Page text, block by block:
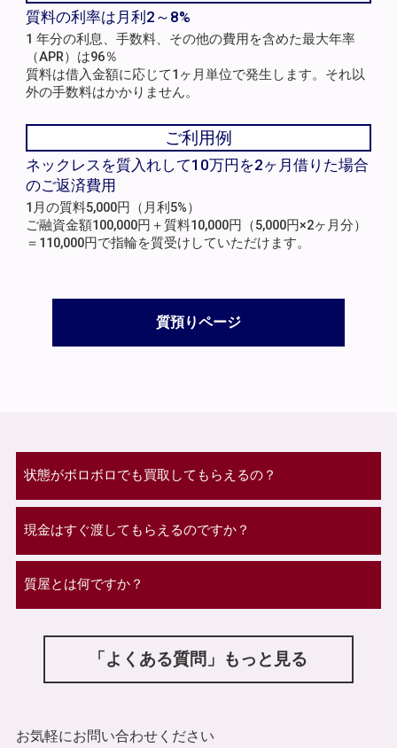
質料の利率は月利2～8%
1 年分の利息、手数料、その他の費用を含めた最大年率
（APR）は96％
質料は借入金額に応じて1ヶ月単位で発生します。それ以
外の手数料はかかりません。
ご利用例
ネックレスを質入れして10万円を2ヶ月借りた場合
のご返済費用
1月の質料5,000円（月利5%）
ご融資金額100,000円＋質料10,000円（5,000円×2ヶ月分）
＝110,000円で指輪を質受けしていただけます。
質預りページ
状態がボロボロでも買取してもらえるの？
現金はすぐ渡してもらえるのですか？
質屋とは何ですか？
「よくある質問」もっと見る
お気軽にお問い合わせください